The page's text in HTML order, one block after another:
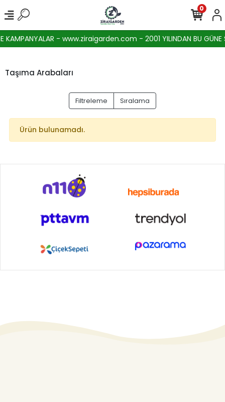
KAMPANYALAR - www.ziraigarden.com - 2001 YILINDAN BU GÜNE
0
Taşıma Arabaları
Filtreleme Sıralama
Ürün bulunamadı.